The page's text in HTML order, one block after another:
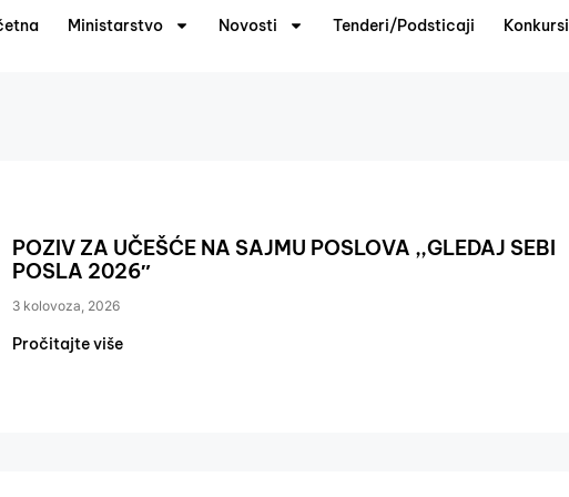
Ministarstvo Novosti Tenderi/Podsticaji Konkursi
POZIV ZA UČEŠĆE NA SAJMU POSLOVA ,,GLEDAJ SEBI
POSLA 2026″
3 kolovoza, 2026
Pročitajte više